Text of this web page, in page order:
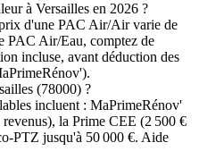
à Versailles en 2026 ?
d'une PAC Air/Air varie de
PAC Air/Eau, comptez de
incluse, avant déduction des
(78000) ?
incluent : MaPrimeRénov'
la Prime CEE (2 500 €
PTZ jusqu'à 50 000 €. Aide